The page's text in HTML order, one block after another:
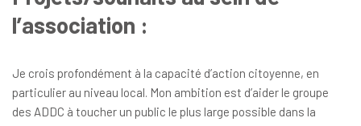
l’association :
Je crois profondément à la capacité d’action citoyenne, en
particulier au niveau local. Mon ambition est d’aider le groupe
des ADDC à toucher un public le plus large possible dans la